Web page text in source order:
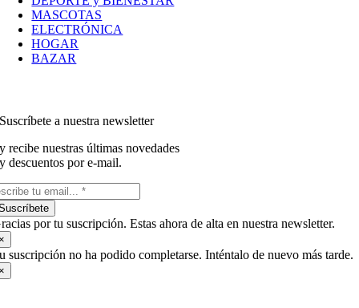
MASCOTAS
ELECTRÓNICA
HOGAR
BAZAR
Suscríbete a nuestra newsletter
y recibe nuestras últimas novedades
y descuentos por e-mail.
por tu suscripción. Estas ahora de alta en nuestra newsletter.
suscripción no ha podido completarse. Inténtalo de nuevo más tarde.